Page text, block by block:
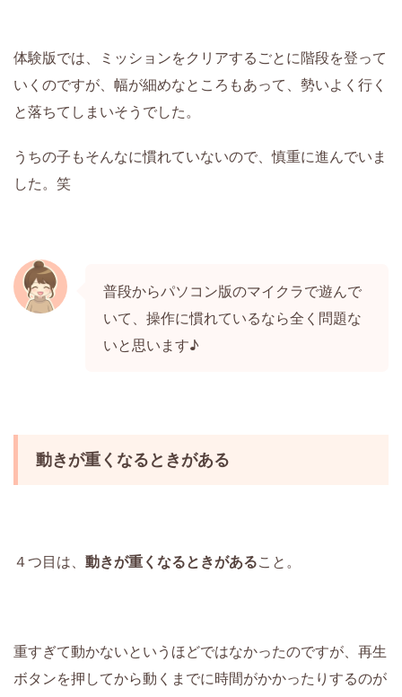
体験版では、ミッションをクリアするごとに階段を登って
いくのですが、幅が細めなところもあって、勢いよく行く
と落ちてしまいそうでした。
うちの子もそんなに慣れていないので、慎重に進んでいま
した。笑
普段からパソコン版のマイクラで遊んで
いて、操作に慣れているなら全く問題な
いと思います♪
動きが重くなるときがある
４つ目は、 動きが重くなるときがあること。
重すぎて動かないというほどではなかったのですが、再生
ボタンを押してから動くまでに時間がかかったりするのが